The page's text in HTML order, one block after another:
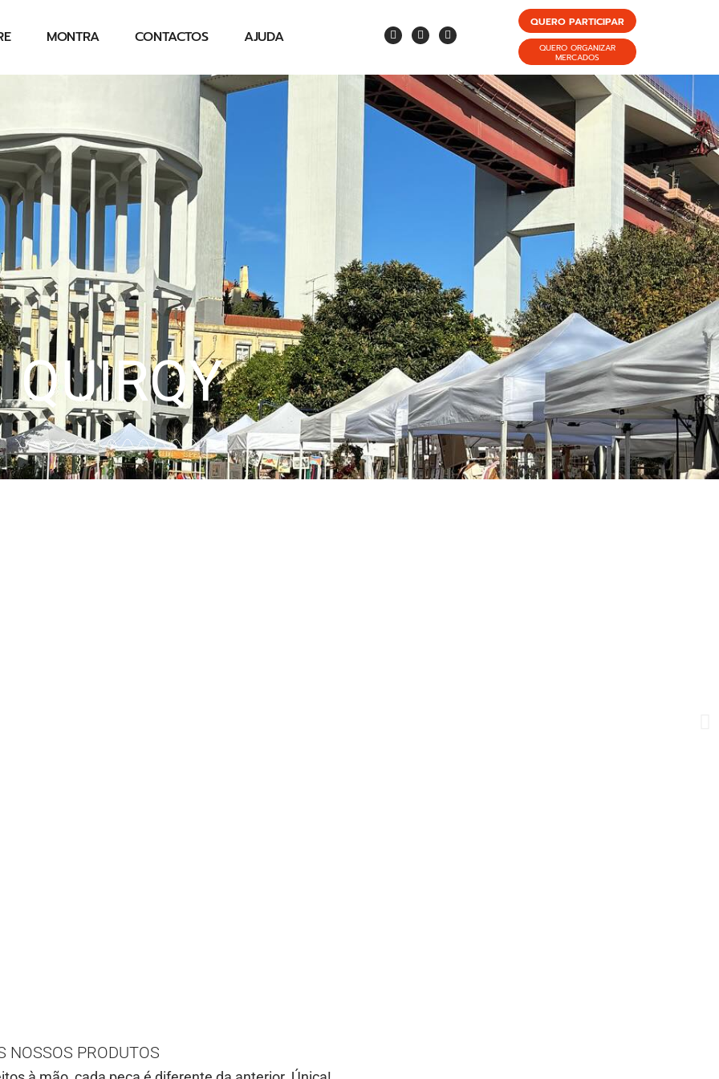
MONTRA CONTACTOS AJUDA
QUERO PARTICIPAR
QUERO ORGANIZAR
MERCADOS
QUIRQY
NOSSOS PRODUTOS